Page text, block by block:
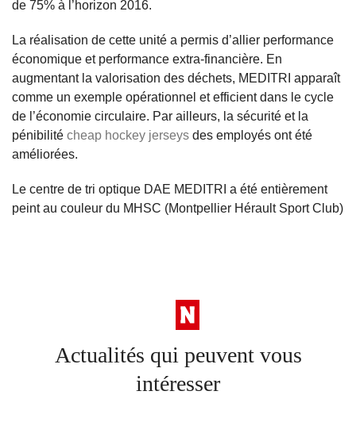
de 75% à l’horizon 2016.
La réalisation de cette unité a permis d’allier performance
économique et performance extra-financière. En
augmentant la valorisation des déchets, MEDITRI apparaît
comme un exemple opérationnel et efficient dans le cycle
de l’économie circulaire. Par ailleurs, la sécurité et la
pénibilité cheap hockey jerseys des employés ont été
améliorées.
Le centre de tri optique DAE MEDITRI a été entièrement
peint au couleur du MHSC (Montpellier Hérault Sport Club)
Actualités qui peuvent vous
intéresser